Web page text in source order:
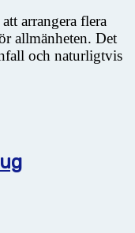
arrangera flera
allmänheten. Det
och naturligtvis